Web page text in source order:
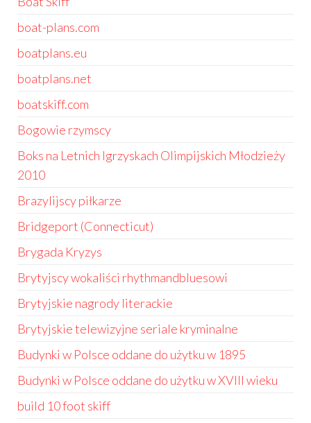
boat-plans.com
boatplans.eu
boatplans.net
boatskiff.com
Bogowie rzymscy
Boks na Letnich Igrzyskach Olimpijskich Młodzieży
2010
Brazylijscy piłkarze
Bridgeport (Connecticut)
Brygada Kryzys
Brytyjscy wokaliści rhythmandbluesowi
Brytyjskie nagrody literackie
Brytyjskie telewizyjne seriale kryminalne
Budynki w Polsce oddane do użytku w 1895
Budynki w Polsce oddane do użytku w XVIII wieku
build 10 foot skiff